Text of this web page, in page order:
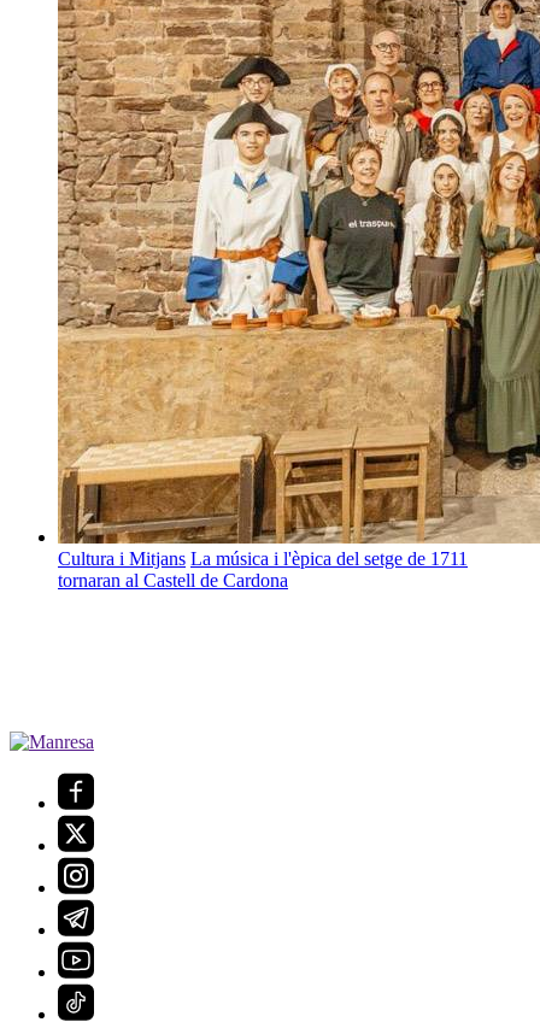
Cultura i Mitjans La música i l'èpica del setge de 1711
tornaran al Castell de Cardona